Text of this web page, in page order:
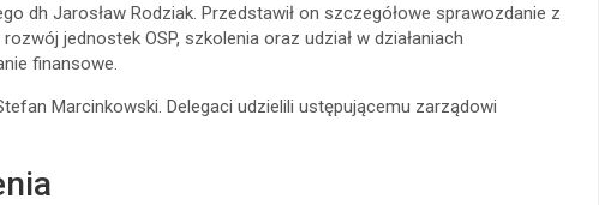
dh Jarosław Rodziak. Przedstawił on szczegółowe sprawozdanie z
jednostek OSP, szkolenia oraz udział w działaniach
finansowe.
Marcinkowski. Delegaci udzielili ustępującemu zarządowi